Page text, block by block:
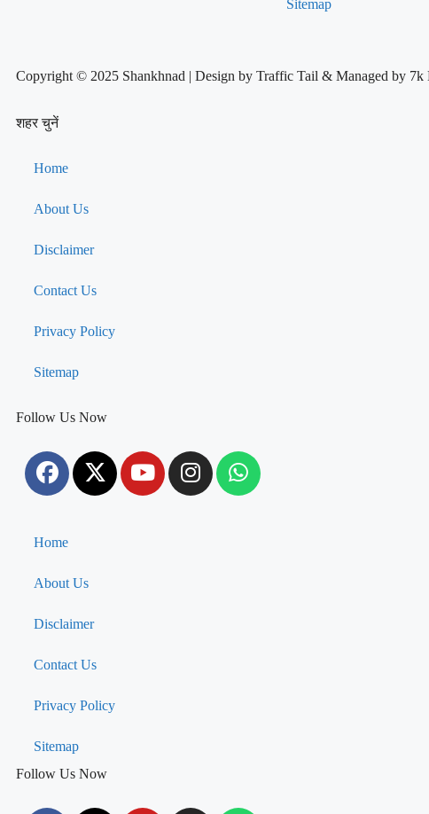
Sitemap
Copyright © 2025 Shankhnad | Design by Traffic Tail & Managed by 7k
शहर चुनें
Home
About Us
Disclaimer
Contact Us
Privacy Policy
Sitemap
Follow Us Now
Home
About Us
Disclaimer
Contact Us
Privacy Policy
Sitemap
Follow Us Now